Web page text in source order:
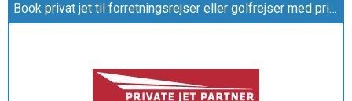
Book privat jet til forretningsrejser eller golfrejser med privatfly hos Private Jet Partner